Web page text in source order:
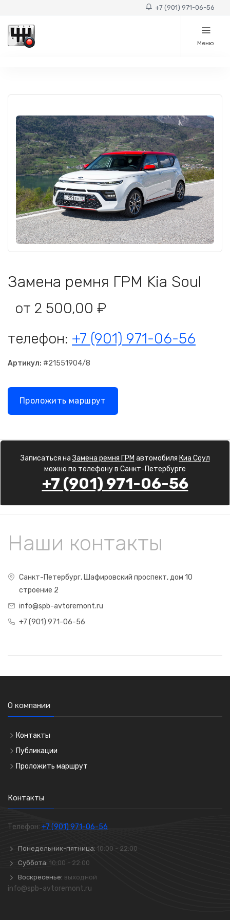
+7 (901) 971-06-56
Меню
Замена ремня ГРМ Kia Soul
от 2 500,00 ₽
телефон: +7 (901) 971-06-56
Артикул: #21551904/8
Проложить маршрут
Записаться наЗамена ремня ГРМ автомобиля Киа Соул
можно по телефону в Санкт-Петербурге
+7 (901) 971-06-56
Наши контакты
Санкт-Петербург, Шафировский проспект, дом 10
строение 2
info@spb-avtoremont.ru
+7 (901) 971-06-56
О компании
Контакты
Публикации
Проложить маршрут
Контакты
Телефон: +7 (901) 971-06-56
Понедельник-пятница: 10:00 - 22:00
Суббота: 10:00 - 22:00
Воскресенье: выходной
info@spb-avtoremont.ru